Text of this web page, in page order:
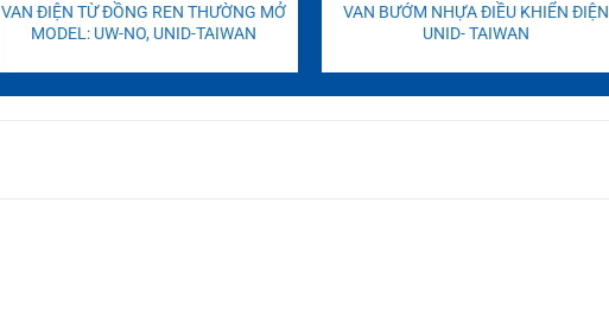
VAN ĐIỆN TỪ ĐỒNG REN THƯỜNG MỞ
MODEL: UW-NO, UNID-TAIWAN
VAN BƯỚM NHỰA ĐIỀU KHIỂN ĐIỆN
UNID- TAIWAN